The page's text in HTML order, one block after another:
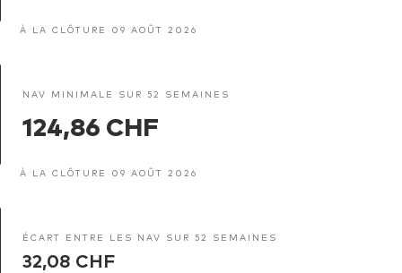
À LA CLÔTURE 09 AOÛT 2026
NAV MINIMALE SUR 52 SEMAINES
124,86 CHF
À LA CLÔTURE 09 AOÛT 2026
ÉCART ENTRE LES NAV SUR 52 SEMAINES
32,08 CHF